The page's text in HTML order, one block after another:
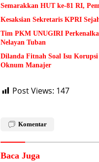
Semarakkan HUT ke-81 RI,
Kesaksian Sekretaris KPRI
Tim PKM UNUGIRI
Nelayan Tuban
Dilanda Fitnah Soal Isu
Oknum Manajer
Post Views: 147
Komentar
Baca Juga